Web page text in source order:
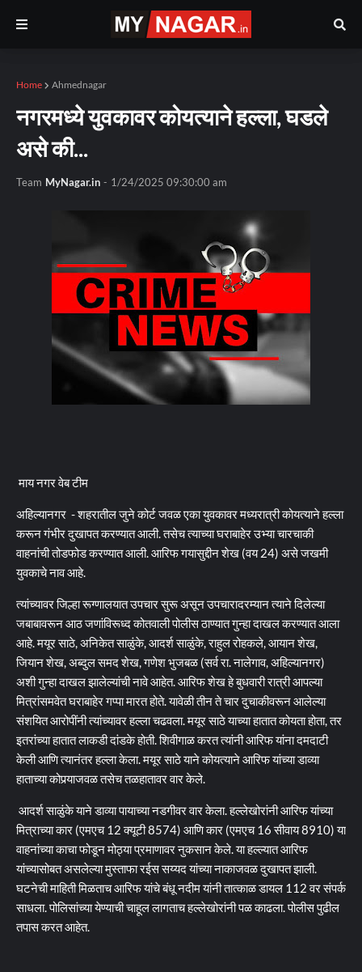
Home Ahmednagar
नगरमध्ये युवकावर कोयत्याने हल्ला, घडले
असे की...
Team MyNagar.in - 1/24/2025 09:30:00 am
माय नगर वेब टीम
अहिल्यानगर - शहरातील जुने कोर्ट जवळ एका युवकावर मध्यरात्री कोयत्याने हल्ला
करून गंभीर दुखापत करण्यात आली. तसेच त्याच्या घराबाहेर उभ्या चारचाकी
वाहनांची तोडफोड करण्यात आली. आरिफ गयासुद्दीन शेख (वय 24) असे जखमी
युवकाचे नाव आहे.
त्यांच्यावर जिल्हा रूग्णालयात उपचार सुरू असून उपचारादरम्यान त्याने दिलेल्या
जबाबावरून आठ जणांविरूध्द कोतवाली पोलीस ठाण्यात गुन्हा दाखल करण्यात आला
आहे. मयूर साठे, अनिकेत साळुंके, आदर्श साळुंके, राहुल रोहकले, आयान शेख,
जियान शेख, अब्दुल समद शेख, गणेश भुजबळ (सर्व रा. नालेगाव, अहिल्यानगर)
अशी गुन्हा दाखल झालेल्यांची नावे आहेत. आरिफ शेख हे बुधवारी रात्री आपल्या
मित्रांसमवेत घराबाहेर गप्पा मारत होते. यावेळी तीन ते चार दुचाकीवरून आलेल्या
संशयित आरोपींनी त्यांच्यावर हल्ला चढवला. मयूर साठे याच्या हातात कोयता होता, तर
इतरांच्या हातात लाकडी दांडके होती. शिवीगाळ करत त्यांनी आरिफ यांना दमदाटी
केली आणि त्यानंतर हल्ला केला. मयूर साठे याने कोयत्याने आरिफ यांच्या डाव्या
हाताच्या कोपर्‍याजवळ तसेच तळहातावर वार केले.
आदर्श साळुंके याने डाव्या पायाच्या नडगीवर वार केला. हल्लेखोरांनी आरिफ यांच्या
मित्राच्या कार (एमएच 12 क्यूटी 8574) आणि कार (एमएच 16 सीवाय 8910) या
वाहनांच्या काचा फोडून मोठ्या प्रमाणावर नुकसान केले. या हल्ल्यात आरिफ
यांच्यासोबत असलेल्या मुस्ताफा रईस सय्यद यांच्या नाकाजवळ दुखापत झाली.
घटनेची माहिती मिळताच आरिफ यांचे बंधू नदीम यांनी तात्काळ डायल 112 वर संपर्क
साधला. पोलिसांच्या येण्याची चाहूल लागताच हल्लेखोरांनी पळ काढला. पोलीस पुढील
तपास करत आहेत.